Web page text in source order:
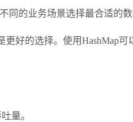
的业务场景选择最合适的数
好的选择。使用HashMap
量。